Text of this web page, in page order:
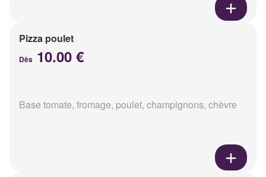
Pizza poulet
Dès 10.00 €
Base tomate, fromage, poulet, champignons, chèvre